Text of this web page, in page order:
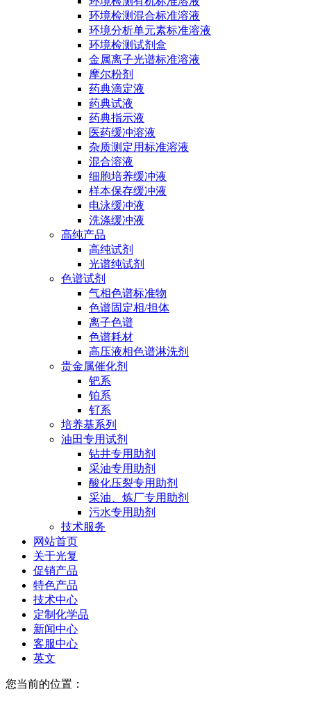
环境检测混合标准溶液
环境分析单元素标准溶液
环境检测试剂盒
金属离子光谱标准溶液
摩尔粉剂
药典滴定液
药典试液
药典指示液
医药缓冲溶液
杂质测定用标准溶液
混合溶液
细胞培养缓冲液
样本保存缓冲液
电泳缓冲液
洗涤缓冲液
高纯产品
高纯试剂
光谱纯试剂
色谱试剂
气相色谱标准物
色谱固定相/担体
离子色谱
色谱耗材
高压液相色谱淋洗剂
贵金属催化剂
钯系
铂系
钌系
培养基系列
油田专用试剂
钻井专用助剂
采油专用助剂
酸化压裂专用助剂
采油、炼厂专用助剂
污水专用助剂
技术服务
网站首页
关于光复
促销产品
特色产品
技术中心
定制化学品
新闻中心
客服中心
英文
您当前的位置：